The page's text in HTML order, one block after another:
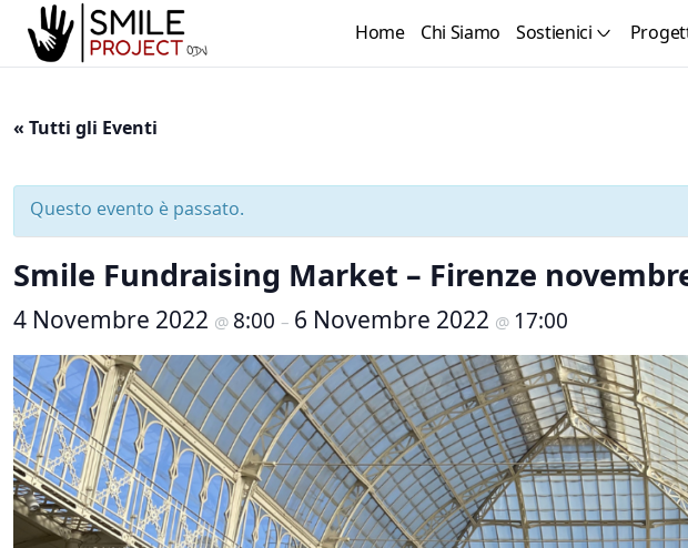
Home Chi Siamo Sostienici
« Tutti gli Eventi
Questo evento è passato.
Smile Fundraising Market – Firenze
4 Novembre 2022 @ 8:00 – 6 Novembre 2022 @ 17:00